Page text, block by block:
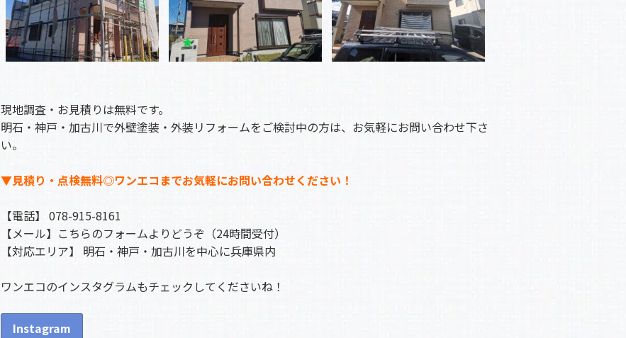
現地調査・お見積りは無料です。
明石・神戸・加古川で外壁塗装・外装リフォームをご検討中の方は、お気軽にお問い合わせ下さ
い。
▼見積り・点検無料◎ワンエコまでお気軽にお問い合わせください！
【電話】 078-915-8161
【メール】 こちらのフォームよりどうぞ（24時間受付）
【対応エリア】 明石・神戸・加古川を中心に兵庫県内
ワンエコのインスタグラムもチェックしてくださいね！
Instagram